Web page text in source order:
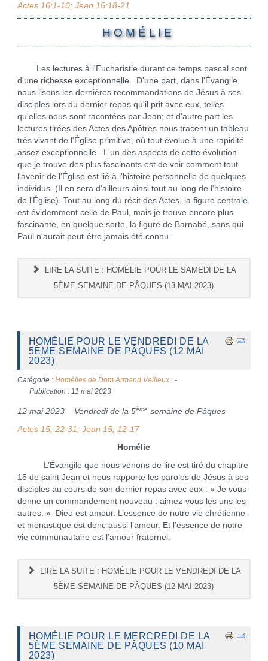
Actes 16:1-10; Jean 15:18-21
H O M É L I E
Les lectures à l'Eucharistie durant ce temps pascal sont
d'une richesse exceptionnelle. D'une part, dans l'Évangile,
nous lisons les dernières recommandations de Jésus à ses
disciples lors du dernier repas qu'il prit avec eux, telles
qu'elles nous sont racontées par Jean; et d'autre part les
lectures tirées des Actes des Apôtres nous tracent un tableau
très vivant de l'Église primitive, où tout évolue à une rapidité
assez exceptionnelle. L'un des aspects de cette évolution
que je trouve des plus fascinants est de voir comment tout
l'avenir de l'Église est lié à l'histoire personnelle de quelques
individus. (Il en sera d'ailleurs ainsi tout au long de l'histoire
de l'Église). Tout au long du récit des Actes, la figure centrale
est évidemment celle de Paul, mais je trouve encore plus
fascinante, en quelque sorte, la figure de Barnabé, sans qui
Paul n'aurait peut-être jamais été connu.
LIRE LA SUITE : HOMÉLIE POUR LE SAMEDI DE LA
5ÈME SEMAINE DE PÂQUES (13 MAI 2023)
HOMÉLIE POUR LE VENDREDI DE LA
5ÈME SEMAINE DE PÂQUES (12 MAI
2023)
Catégorie : Homélies de Dom Armand Veilleux
Publication : 11 mai 2023
12 mai 2023 – Vendredi de la 5ème semaine de Pâques
Actes 15, 22-31; Jean 15, 12-17
Homélie
L’Évangile que nous venons de lire est tiré du chapitre
15 de saint Jean et nous rapporte les paroles de Jésus à ses
disciples au cours de son dernier repas avec eux : « Je vous
donne un commandement nouveau : aimez-vous les uns les
autres. » Dieu est amour. L’essence de notre vie chrétienne
et monastique est donc aussi l’amour. Et l’essence de notre
vie communautaire est l’amour fraternel.
LIRE LA SUITE : HOMÉLIE POUR LE VENDREDI DE LA
5ÈME SEMAINE DE PÂQUES (12 MAI 2023)
HOMÉLIE POUR LE MERCREDI DE LA
5ÈME SEMAINE DE PÂQUES (10 MAI
2023)